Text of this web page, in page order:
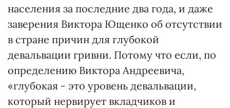
населения за последние два года, и даже
заверения Виктора Ющенко об отсутствии
в стране причин для глубокой
девальвации гривни. Потому что если, по
определению Виктора Андреевича,
«глубокая - это уровень девальвации,
который нервирует вкладчиков и